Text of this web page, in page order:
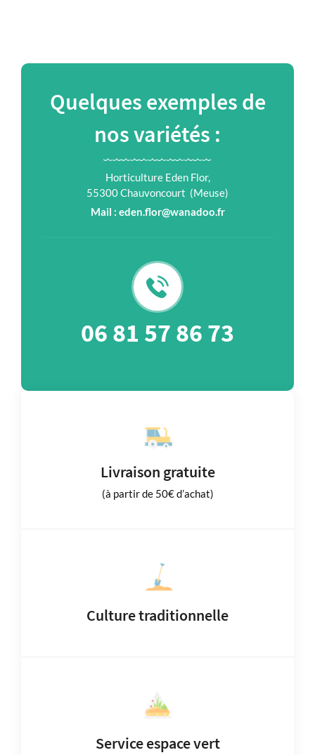
Quelques exemples de
nos variétés :
Horticulture Eden Flor,
55300 Chauvoncourt (Meuse)
Mail : eden.flor@wanadoo.fr
06 81 57 86 73
Livraison gratuite
(à partir de 50€ d’achat)
Culture traditionnelle
Service espace vert